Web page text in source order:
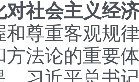
会主义经济
重客观规律
方法论的重要